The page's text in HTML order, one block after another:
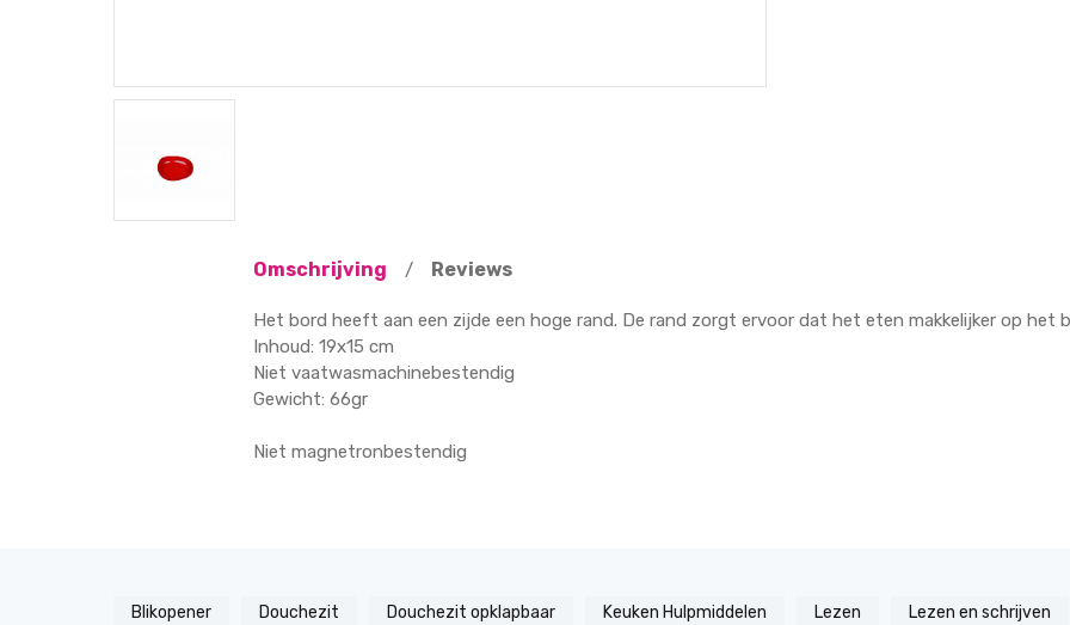
Omschrijving / Reviews
Het bord heeft aan een zijde een hoge rand. De rand zorgt ervoor dat het eten makkelijker op het
Inhoud: 19x15 cm
Niet vaatwasmachinebestendig
Gewicht: 66gr
Niet magnetronbestendig
Blikopener Douchezit Douchezit opklapbaar Keuken Hulpmiddelen Lezen Lezen en schrijven